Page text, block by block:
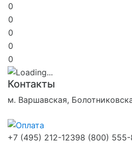
0
0
0
0
0
Контакты
м. Варшавская,
+7 (495) 212-12398 (800)